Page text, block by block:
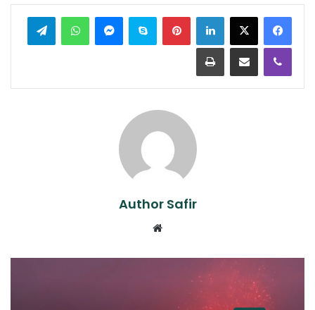
LinkedIn
Pinterest
Skype
Messenger
WhatsApp
Viber
Share via Email
Print
Author Safir